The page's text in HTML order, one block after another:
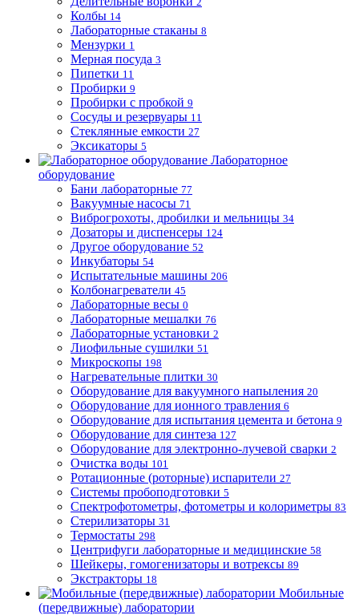
Колбы 14
Лабораторные стаканы 8
Мензурки 1
Мерная посуда 3
Пипетки 11
Пробирки 9
Пробирки с пробкой 9
Сосуды и резервуары 11
Стеклянные емкости 27
Эксикаторы 5
Лабораторное
оборудование
Бани лабораторные 77
Вакуумные насосы 71
Виброгрохоты, дробилки и мельницы 34
Дозаторы и диспенсеры 124
Другое оборудование 52
Инкубаторы 54
Испытательные машины 206
Колбонагреватели 45
Лабораторные весы 0
Лабораторные мешалки 76
Лабораторные установки 2
Лиофильные сушилки 51
Микроскопы 198
Нагревательные плитки 30
Оборудование для вакуумного напыления 20
Оборудование для ионного травления 6
Оборудование для испытания цемента и бетона 9
Оборудование для синтеза 127
Оборудование для электронно-лучевой сварки 2
Очистка воды 101
Ротационные (роторные) испарители 27
Системы пробоподготовки 5
Спектрофотометры, фотометры и колориметры 83
Стерилизаторы 31
Термостаты 298
Центрифуги лабораторные и медицинские 58
Шейкеры, гомогенизаторы и вотрексы 89
Экстракторы 18
Мобильные
(передвижные) лаборатории